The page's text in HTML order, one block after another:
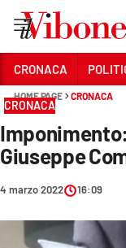
Sezioni
CRONACA
POLITICA
SANITÀ
AMBIENTE
CRONACA
HOME PAGE CRONACA
CRONACA
Giuseppe
4 marzo 2022 16:09